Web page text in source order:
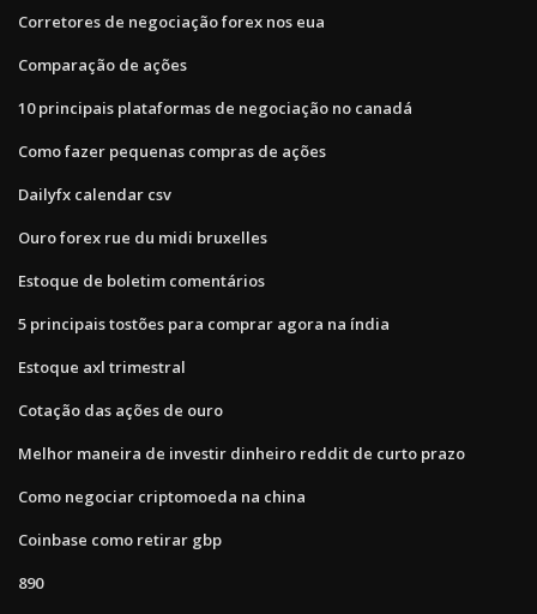
Corretores de negociação forex nos eua
Comparação de ações
10 principais plataformas de negociação no canadá
Como fazer pequenas compras de ações
Dailyfx calendar csv
Ouro forex rue du midi bruxelles
Estoque de boletim comentários
5 principais tostões para comprar agora na índia
Estoque axl trimestral
Cotação das ações de ouro
Melhor maneira de investir dinheiro reddit de curto prazo
Como negociar criptomoeda na china
Coinbase como retirar gbp
890